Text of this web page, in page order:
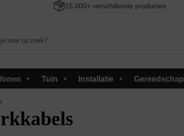
15.000+ verschillende producten
Tuin Installatie Gereedschap